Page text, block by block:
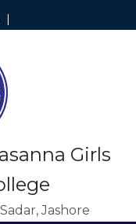
|
Girls
Jashore